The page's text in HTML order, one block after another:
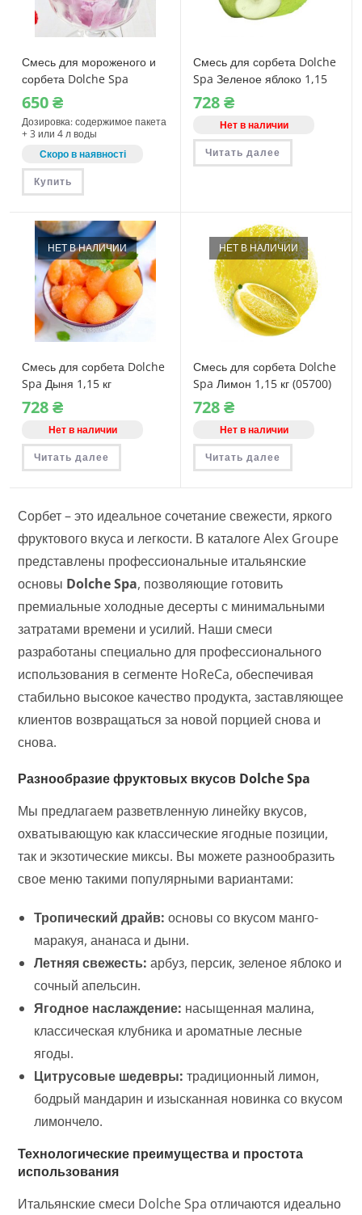
Смесь для мороженого и
сорбета Dolche Spa
Лесные ягоды 1150 г
(08350)
650₴
Дозировка: содержимое пакета
+ 3 или 4 л воды
Скоро в наявності
Купить
Смесь для сорбета Dolche
Spa Зеленое яблоко 1,15
кг (08390)
728₴
Нет в наличии
Читать далее
НЕТ В НАЛИЧИИ
Смесь для сорбета Dolche
Spa Дыня 1,15 кг
728₴
Нет в наличии
Читать далее
НЕТ В НАЛИЧИИ
Смесь для сорбета Dolche
Spa Лимон 1,15 кг (05700)
728₴
Нет в наличии
Читать далее
Сорбет – это идеальное сочетание свежести, яркого
фруктового вкуса и легкости. В каталоге Alex Groupe
представлены профессиональные итальянские
основы Dolche Spa, позволяющие готовить
премиальные холодные десерты с минимальными
затратами времени и усилий. Наши смеси
разработаны специально для профессионального
использования в сегменте HoReCa, обеспечивая
стабильно высокое качество продукта, заставляющее
клиентов возвращаться за новой порцией снова и
снова.
Разнообразие фруктовых вкусов Dolche Spa
Мы предлагаем разветвленную линейку вкусов,
охватывающую как классические ягодные позиции,
так и экзотические миксы. Вы можете разнообразить
свое меню такими популярными вариантами:
Тропический драйв: основы со вкусом манго-
маракуя, ананаса и дыни.
Летняя свежесть: арбуз, персик, зеленое яблоко и
сочный апельсин.
Ягодное наслаждение: насыщенная малина,
классическая клубника и ароматные лесные
ягоды.
Цитрусовые шедевры: традиционный лимон,
бодрый мандарин и изысканная новинка со вкусом
лимончело.
Технологические преимущества и простота
использования
Итальянские смеси Dolche Spa отличаются идеально